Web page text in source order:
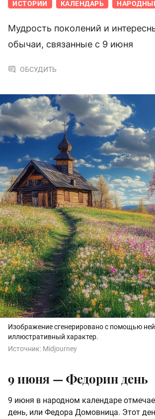
ИСТОРИИ КАЛЕНДАРЬ
Мудрость поколений и
обычаи, связанные с 9 июня
ОБСУДИТЬ
Изображение сгенерировано с помощью
иллюстративный характер.
Источник: Midjourney
9 июня — Федорин день
9 июня в народном календаре
день, или Федора Домовница. Этот